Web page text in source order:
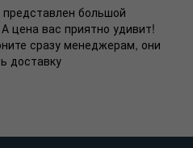
большой
цена вас приятно удивит!
сразу менеджерам, они
доставку